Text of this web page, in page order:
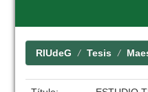
RIUdeG Tesis